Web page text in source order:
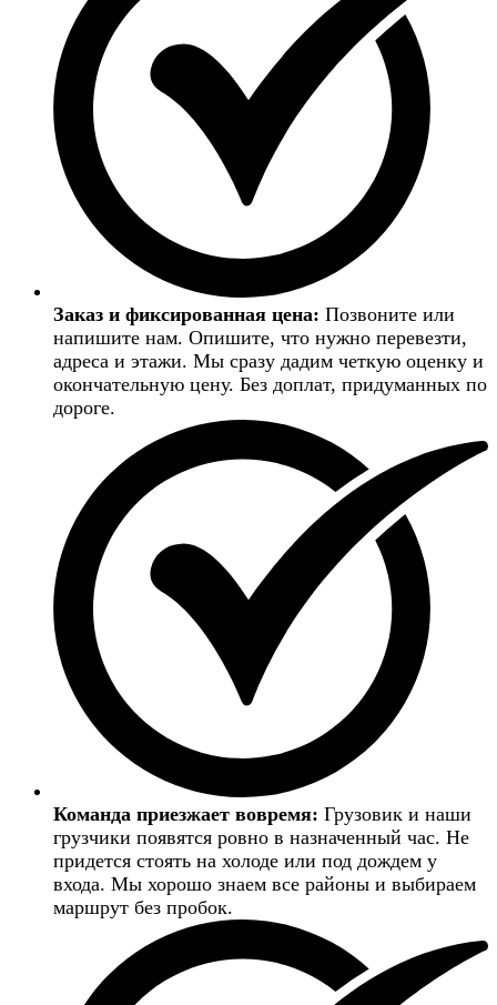
Заказ и фиксированная цена: Позвоните или
напишите нам. Опишите, что нужно перевезти,
адреса и этажи. Мы сразу дадим четкую оценку и
окончательную цену. Без доплат, придуманных по
дороге.
Команда приезжает вовремя: Грузовик и наши
грузчики появятся ровно в назначенный час. Не
придется стоять на холоде или под дождем у
входа. Мы хорошо знаем все районы и выбираем
маршрут без пробок.